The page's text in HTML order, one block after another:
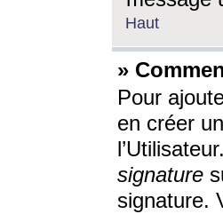
Haut
»
Pour
en créer
signature
signature.